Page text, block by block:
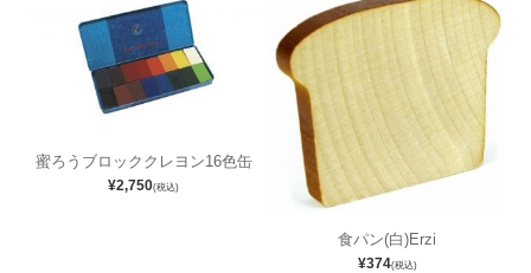
蜜ろうブロッククレヨン16色缶
¥2,750(税込)
食パン(白)Erzi
¥374(税込)